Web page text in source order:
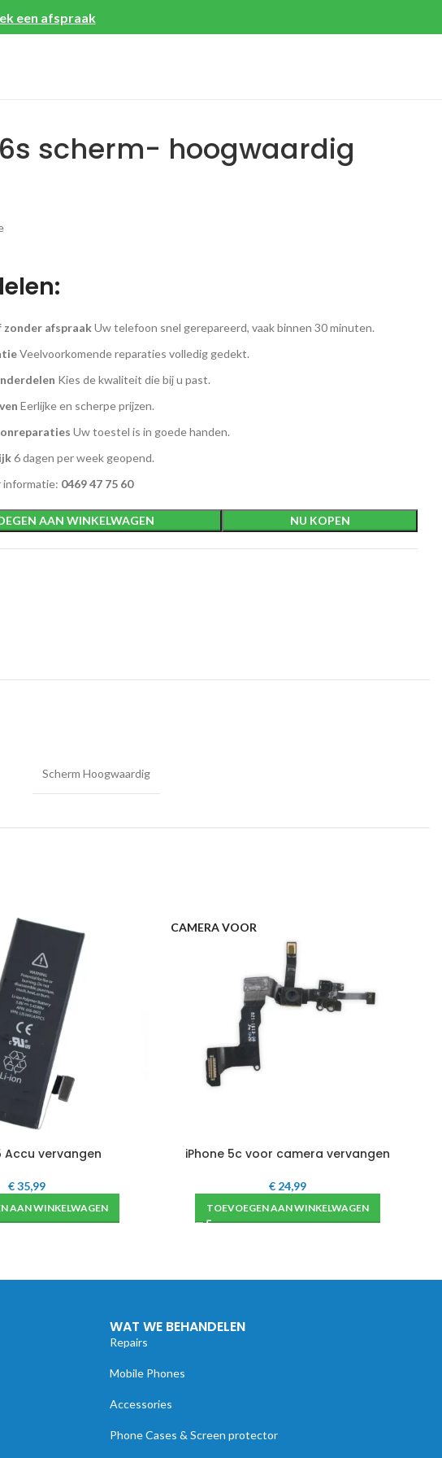
een afspraak
scherm- hoogwaardig
zonder afspraakUw telefoon snel gerepareerd, vaak binnen 30 minuten.
Veelvoorkomende reparaties volledig gedekt.
Kies de kwaliteit die bij u past.
Eerlijke en scherpe prijzen.
Uw toestel is in goede handen.
6 dagen per week geopend.
informatie: 0469 47 75 60
AAN WINKELWAGEN NU KOPEN
Scherm Hoogwaardig
Accu vervangen
€35,99
AAN WINKELWAGEN
CAMERA VOOR
iPhone 5c voor camera vervangen
€24,99
TOEVOEGEN AAN WINKELWAGEN
WAT WE BEHANDELEN
Repairs
Mobile Phones
Accessories
Phone Cases & Screen protector